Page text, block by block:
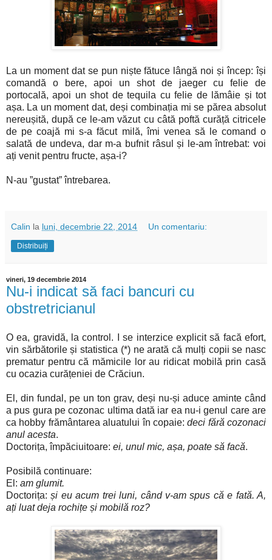
La un moment dat se pun niște fătuce lângă noi și încep: își
comandă o bere, apoi un shot de jaeger cu felie de
portocală, apoi un shot de tequila cu felie de lămâie și tot
așa. La un moment dat, deși combinația mi se părea absolut
nereușită, după ce le-am văzut cu câtă poftă curăță citricele
de pe coajă mi s-a făcut milă, îmi venea să le comand o
salată de undeva, dar m-a bufnit râsul și le-am întrebat: voi
ați venit pentru fructe, așa-i?
N-au ”gustat” întrebarea.
Calin la luni, decembrie 22, 2014 Un comentariu:
Distribuiți
vineri, 19 decembrie 2014
Nu-i indicat să faci bancuri cu
obstretricianul
O ea, gravidă, la control. I se interzice explicit să facă efort,
vin sărbătorile și statistica (*) ne arată că mulți copii se nasc
prematur pentru că mămicile lor au ridicat mobilă prin casă
cu ocazia curățeniei de Crăciun.
El, din fundal, pe un ton grav, deși nu-și aduce aminte când
a pus gura pe cozonac ultima dată iar ea nu-i genul care are
ca hobby frământarea aluatului în copaie:deci fără cozonaci
anul acesta.
Doctorița, împăciuitoare: ei, unul mic, așa, poate să facă.
Posibilă continuare:
El: am glumit.
Doctorița:și eu acum trei luni, când v-am spus că e fată. A,
ați luat deja rochițe și mobilă roz?